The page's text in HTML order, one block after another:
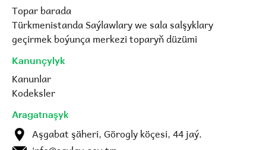
Topar barada
Türkmenistanda Saýlawlary we sala salşyklary
geçirmek boýunça merkezi toparyň düzümi
Kanunçylyk
Kanunlar
Kodeksler
Aragatnaşyk
Aşgabat şäheri, Görogly köçesi, 44 jaý.